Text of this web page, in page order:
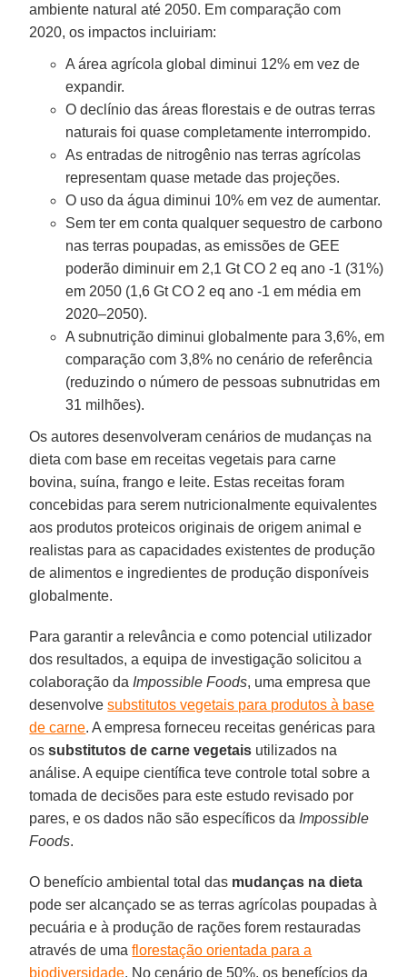
ambiente natural até 2050. Em comparação com
2020, os impactos incluiriam:
A área agrícola global diminui 12% em vez de
expandir.
O declínio das áreas florestais e de outras terras
naturais foi quase completamente interrompido.
As entradas de nitrogênio nas terras agrícolas
representam quase metade das projeções.
O uso da água diminui 10% em vez de aumentar.
Sem ter em conta qualquer sequestro de carbono
nas terras poupadas, as emissões de GEE
poderão diminuir em 2,1 Gt CO 2 eq ano -1 (31%)
em 2050 (1,6 Gt CO 2 eq ano -1 em média em
2020–2050).
A subnutrição diminui globalmente para 3,6%, em
comparação com 3,8% no cenário de referência
(reduzindo o número de pessoas subnutridas em
31 milhões).
Os autores desenvolveram cenários de mudanças na
dieta com base em receitas vegetais para carne
bovina, suína, frango e leite. Estas receitas foram
concebidas para serem nutricionalmente equivalentes
aos produtos proteicos originais de origem animal e
realistas para as capacidades existentes de produção
de alimentos e ingredientes de produção disponíveis
globalmente.
Para garantir a relevância e como potencial utilizador
dos resultados, a equipa de investigação solicitou a
colaboração da Impossible Foods, uma empresa que
desenvolvesubstitutos vegetais para produtos à base
de carne. A empresa forneceu receitas genéricas para
ossubstitutos de carne vegetais utilizados na
análise. A equipe científica teve controle total sobre a
tomada de decisões para este estudo revisado por
pares, e os dados não são específicos da Impossible
Foods.
O benefício ambiental total das mudanças na dieta
pode ser alcançado se as terras agrícolas poupadas à
pecuária e à produção de rações forem restauradas
através de umaflorestação orientada para a
biodiversidade. No cenário de 50%, os benefícios da